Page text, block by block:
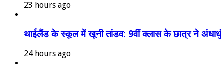
23 hours ago
थाईलैंड के स्कूल में खूनी तांडव: 9वीं क्लास के छात्र ने
24 hours ago